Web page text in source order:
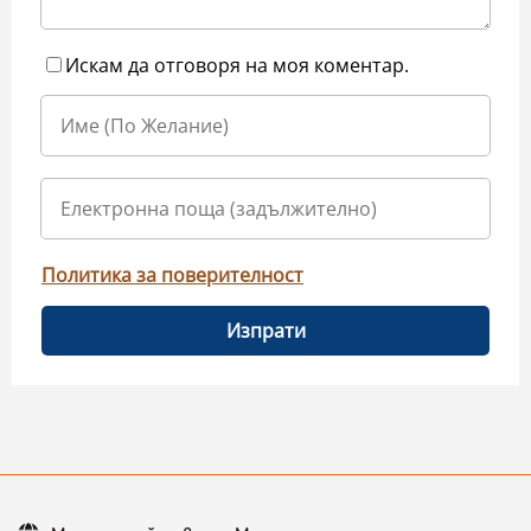
Искам да отговоря на моя коментар.
Политика за поверителност
Изпрати